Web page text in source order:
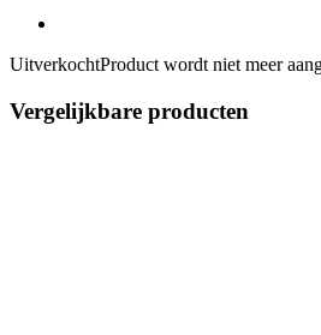
UitverkochtProduct wordt niet meer
Vergelijkbare producten